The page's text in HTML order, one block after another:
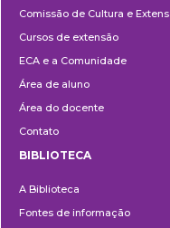
e
Extensão
Comissão de Cultura e
Cursos de extensão
ECA e a Comunidade
Área de aluno
Área do docente
Contato
BIBLIOTECA
A Biblioteca
Fontes de informação